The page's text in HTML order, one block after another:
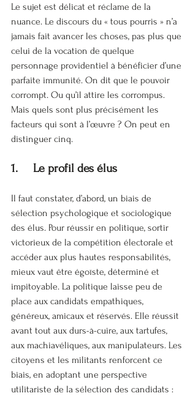
Le sujet est délicat et réclame de la
nuance. Le discours du « tous pourris » n’a
jamais fait avancer les choses, pas plus que
celui de la vocation de quelque
personnage providentiel à bénéficier d’une
parfaite immunité. On dit que le pouvoir
corrompt. Ou qu’il attire les corrompus.
Mais quels sont plus précisément les
facteurs qui sont à l’œuvre ? On peut en
distinguer cinq.
1.     Le profil des élus
Il faut constater, d’abord, un biais de
sélection psychologique et sociologique
des élus. Pour réussir en politique, sortir
victorieux de la compétition électorale et
accéder aux plus hautes responsabilités,
mieux vaut être égoïste, déterminé et
impitoyable. La politique laisse peu de
place aux candidats empathiques,
généreux, amicaux et réservés. Elle réussit
avant tout aux durs-à-cuire, aux tartufes,
aux machiavéliques, aux manipulateurs. Les
citoyens et les militants renforcent ce
biais, en adoptant une perspective
utilitariste de la sélection des candidats :